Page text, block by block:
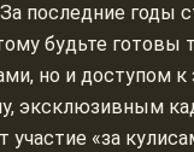
последние годы
будьте готовы
но и доступом
эксклюзивным
участие «за